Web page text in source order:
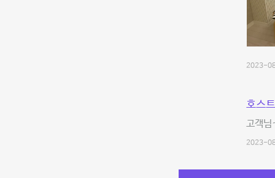
2023-
호스
고객
2023-